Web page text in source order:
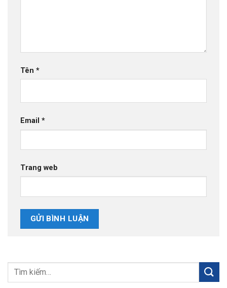
Tên *
Email *
Trang web